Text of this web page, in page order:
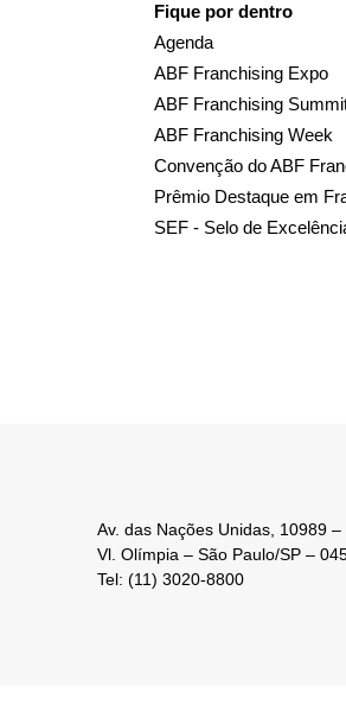
Fique por dentro
Agenda
ABF Franchising Expo
ABF Franchising
ABF Franchising Week
Convenção do ABF
Prêmio Destaque em
SEF - Selo de
Av. das Nações Unidas, 10989 –
Vl. Olímpia – São Paulo/SP –
Tel: (11) 3020-8800